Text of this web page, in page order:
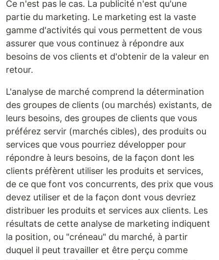
Ce n'est pas le cas. La publicité n'est qu'une
partie du marketing. Le marketing est la vaste
gamme d'activités qui vous permettent de vous
assurer que vous continuez à répondre aux
besoins de vos clients et d'obtenir de la valeur en
retour.
L'analyse de marché comprend la détermination
des groupes de clients (ou marchés) existants, de
leurs besoins, des groupes de clients que vous
préférez servir (marchés cibles), des produits ou
services que vous pourriez développer pour
répondre à leurs besoins, de la façon dont les
clients préfèrent utiliser les produits et services,
de ce que font vos concurrents, des prix que vous
devez utiliser et de la façon dont vous devriez
distribuer les produits et services aux clients. Les
résultats de cette analyse de marketing indiquent
la position, ou "créneau" du marché, à partir
duquel il peut travailler et être perçu comme